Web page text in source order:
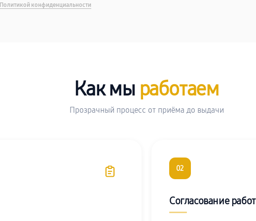
Политикой конфиденциальности
Как мы работаем
Прозрачный процесс от приёма до выдачи
02
Согласование работ